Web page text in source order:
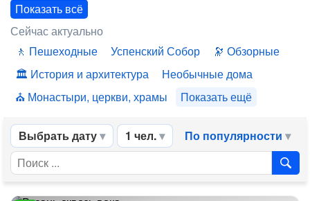
Показать всё
Сейчас актуально
Пешеходные
Успенский Собор
Обзорные
История и архитектура
Необычные дома
Монастыри, церкви, храмы
Показать ещё
Выбрать дату 1 чел. По популярности